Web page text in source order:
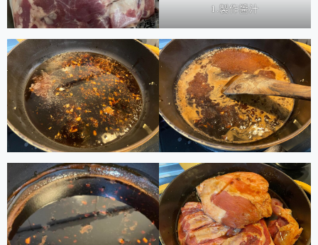
1.製作醬汁